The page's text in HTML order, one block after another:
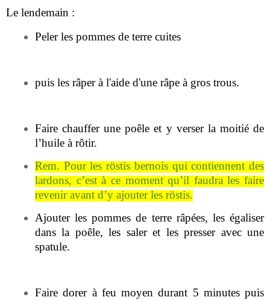
Le lendemain :
Peler les pommes de terre cuites
puis les râper à l'aide d'une râpe à gros trous.
Faire chauffer une poêle et y verser la moitié de
l’huile à rôtir.
Rem. Pour les röstis bernois qui contiennent des
lardons, c’est à ce moment qu’il faudra les faire
revenir avant d’y ajouter les röstis.
Ajouter les pommes de terre râpées, les égaliser
dans la poêle, les saler et les presser avec une
spatule.
Faire dorer à feu moyen durant 5 minutes puis